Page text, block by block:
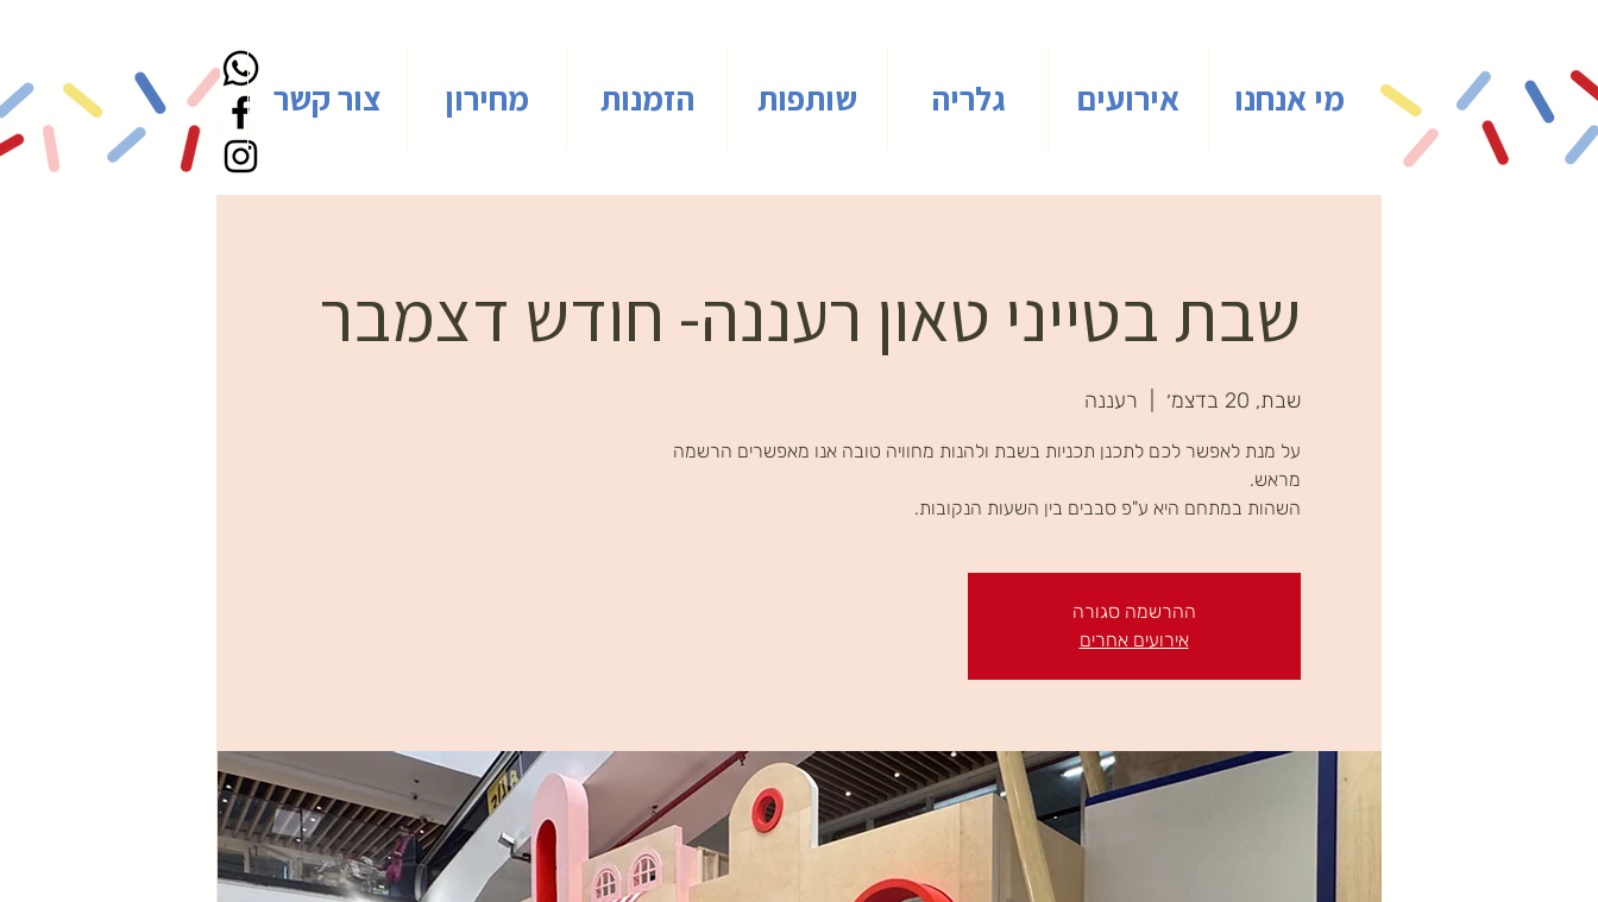
מי אנחנו אירועים גלריה שותפות הזמנות מחירון צור קשר
שבת בטייני טאון רעננה- חודש דצמבר
שבת, 20 בדצמ׳ רעננה
על מנת לאפשר לכם לתכנן תכניות בשבת ולהנות מחוויה טובה אנו מאפשרים הרשמה
השהות במתחם היא ע"פ סבבים בין השעות הנקובות.
ההרשמה סגורה
אירועים אחרים